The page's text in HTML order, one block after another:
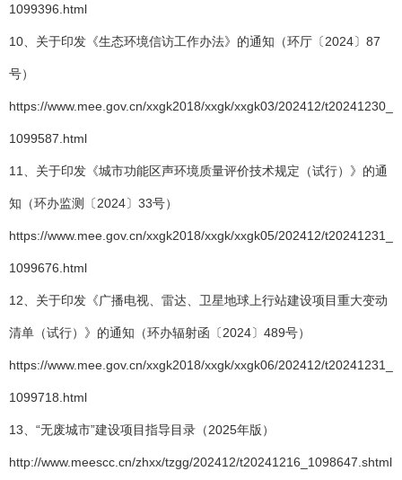
1099396.html
10、关于印发《生态环境信访工作办法》的通知（环厅〔2024〕87
号）
https://www.mee.gov.cn/xxgk2018/xxgk/xxgk03/202412/t20241230_
1099587.html
11、关于印发《城市功能区声环境质量评价技术规定（试行）》的通
知（环办监测〔2024〕33号）
https://www.mee.gov.cn/xxgk2018/xxgk/xxgk05/202412/t20241231_
1099676.html
12、关于印发《广播电视、雷达、卫星地球上行站建设项目重大变动
清单（试行）》的通知（环办辐射函〔2024〕489号）
https://www.mee.gov.cn/xxgk2018/xxgk/xxgk06/202412/t20241231_
1099718.html
13、“无废城市”建设项目指导目录（2025年版）
http://www.meescc.cn/zhxx/tzgg/202412/t20241216_1098647.shtml